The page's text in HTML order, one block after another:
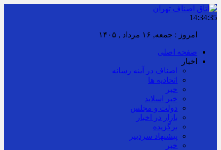
14:34:36
امروز : جمعه, ۱۶ مرداد , ۱۴۰۵
صفحه اصلی
اخبار
اصناف در آینه رسانه
اتحادیه ها
خبر
خبر اسلايد
دولت و مجلس
بازار در اخبار
برگزیده
پیشنهاد سردبیر
خبر